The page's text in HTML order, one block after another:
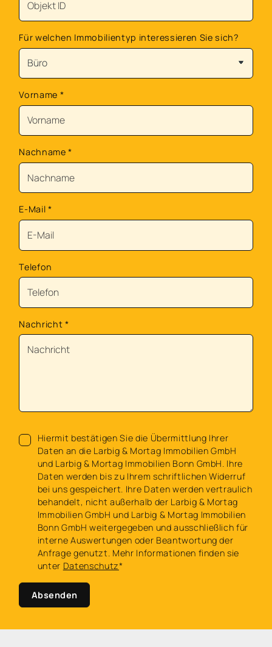
Für welchen Immobilientyp interessieren Sie sich?
Vorname *
Nachname*
E-Mail *
Telefon
Nachricht *
Hiermit bestätigen Sie die Übermittlung Ihrer
Daten an die Larbig & Mortag Immobilien GmbH
und Larbig & Mortag Immobilien Bonn GmbH. Ihre
Daten werden bis zu Ihrem schriftlichen Widerruf
bei uns gespeichert. Ihre Daten werden vertraulich
behandelt, nicht außerhalb der Larbig & Mortag
Immobilien GmbH und Larbig & Mortag Immobilien
Bonn GmbH weitergegeben und ausschließlich für
interne Auswertungen oder Beantwortung der
Anfrage genutzt. Mehr Informationen finden sie
unter Datenschutz*
Absenden